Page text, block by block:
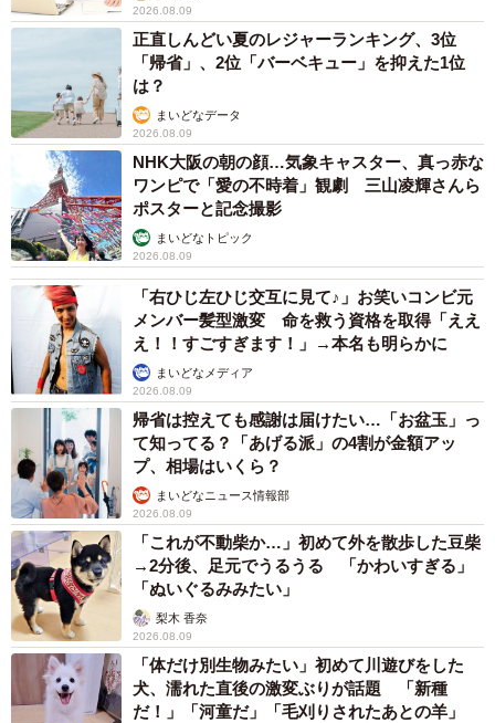
よく頑張った」と夫婦で声を掛けた。
順調に成長していくうーたーに家族を探すことも考えた
が、そのころになると、もうすでに離れられないほどの情
が湧いており、我が家の家族として迎え入れることに。そ
の後、無事に2匹の先住猫にも受け入れられた。
6/10
少しずつ体重が増え、毛づやも良くなりました。
2026.08.09
正直しんどい夏のレジャーランキング、3位
「帰省」、2位「バーベキュー」を抑えた1位
は？
まいどなデータ
2026.08.09
NHK大阪の朝の顔…気象キャスター、真っ赤な
ワンピで「愛の不時着」観劇 三山凌輝さんら
ポスターと記念撮影
まいどなトピック
2026.08.09
「右ひじ左ひじ交互に見て♪」お笑いコンビ元
メンバー髪型激変 命を救う資格を取得「ええ
え！！すごすぎます！」→本名も明らかに
まいどなメディア
2026.08.09
帰省は控えても感謝は届けたい…「お盆玉」っ
て知ってる？「あげる派」の4割が金額アッ
プ、相場はいくら？
まいどなニュース情報部
2026.08.09
「これが不動柴か…」初めて外を散歩した豆柴
→2分後、足元でうるうる 「かわいすぎる」
「ぬいぐるみみたい」
梨木 香奈
2026.08.09
「体だけ別生物みたい」初めて川遊びをした
犬、濡れた直後の激変ぶりが話題 「新種
だ！」「河童だ」「毛刈りされたあとの羊」